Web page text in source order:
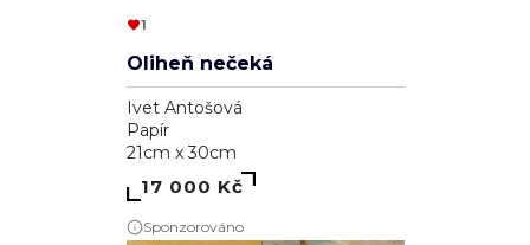
1
Oliheň nečeká
Ivet Antošová
Papír
21cm x 30cm
17 000 Kč
Sponzorováno